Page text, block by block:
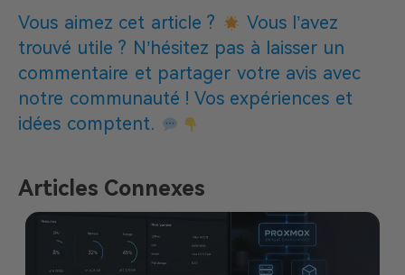
Vous aimez cet article ?
Vous l’avez
trouvé utile ? N’hésitez pas à laisser un
commentaire et partager votre avis avec
notre communauté ! Vos expériences et
idées comptent.
Articles Connexes